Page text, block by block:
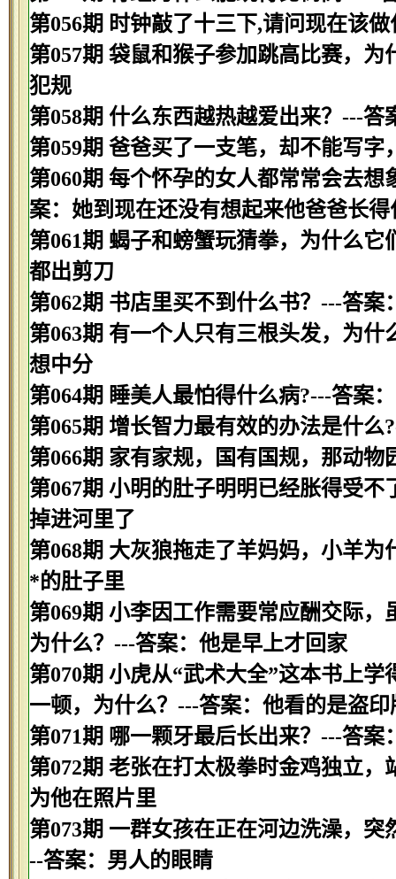
第056期 时钟敲了十三下,请问现在该
第057期 袋鼠和猴子参加跳高比赛，
犯规
第058期 什么东西越热越爱出来？---答
第059期 爸爸买了一支笔，却不能写
第060期 每个怀孕的女人都常常会去
案：她到现在还没有想起来他爸爸长得
第061期 蝎子和螃蟹玩猜拳，为什么
都出剪刀
第062期 书店里买不到什么书？---答案
第063期 有一个人只有三根头发，为
想中分
第064期 睡美人最怕得什么病?---答案
第065期 增长智力最有效的办法是什么
第066期 家有家规，国有国规，那动物
第067期 小明的肚子明明已经胀得受
掉进河里了
第068期 大灰狼拖走了羊妈妈，小羊
*的肚子里
第069期 小李因工作需要常应酬交际
为什么？---答案：他是早上才回家
第070期 小虎从“武术大全”这本书上
一顿，为什么？---答案：他看的是盗印
第071期 哪一颗牙最后长出来？---答案
第072期 老张在打太极拳时金鸡独立
为他在照片里
第073期 一群女孩在正在河边洗澡，
--答案：男人的眼睛